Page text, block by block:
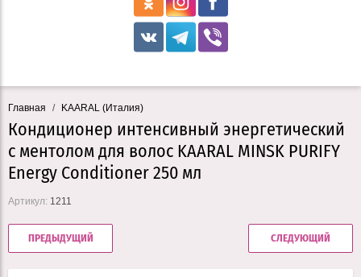
Главная / KAARAL (Италия)
Кондиционер интенсивный энергетический
с ментолом для волос KAARAL MINSK PURIFY
Energy Conditioner 250 мл
Артикул: 1211
ПРЕДЫДУЩИЙ СЛЕДУЮЩИЙ